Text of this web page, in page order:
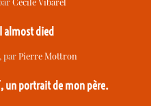
almost died
, parPierre Mottron
un portrait de mon père.